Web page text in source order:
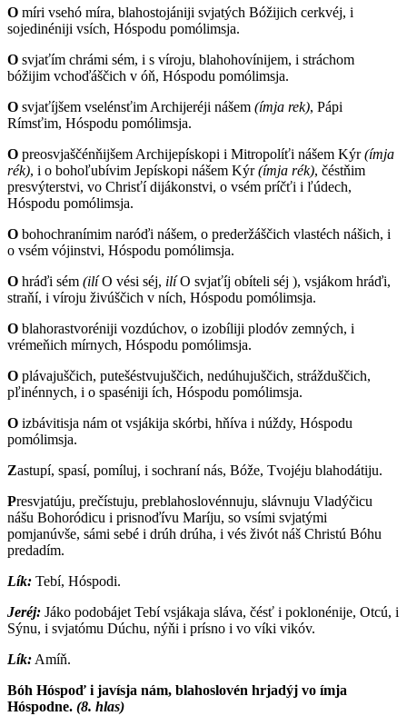
O míri vsehó míra, blahostojániji svjatých Bóžijich cerkvéj, i
sojedinéniji vsích, Hóspodu pomólimsja.
O svjaťím chrámi sém, i s víroju, blahohovínijem, i stráchom
bóžijim vchoďáščich v óň, Hóspodu pomólimsja.
O svjaťíjšem vselénsťim Archijeréji nášem (ímja rek), Pápi
Rímsťim, Hóspodu pomólimsja.
O preosvjaščénňijšem Archijepískopi i Mitropolíťi nášem Kýr(ímja
rék), i o bohoľubívim Jepískopi nášem Kýr(ímja rék), čéstňim
presvýterstvi, vo Chrisťí dijákonstvi, o vsém príčťi i ľúdech,
Hóspodu pomólimsja.
O bohochranímim naróďi nášem, o prederžáščich vlastéch nášich, i
o vsém vójinstvi, Hóspodu pomólimsja.
O hráďi sém (ilíO vési séj, ilíO svjaťíj obíteli séj ), vsjákom hráďi,
straňí, i víroju živúščich v ních, Hóspodu pomólimsja.
O blahorastvoréniji vozdúchov, o izobíliji plodóv zemných, i
vrémeňich mírnych, Hóspodu pomólimsja.
O plávajuščich, putešéstvujuščich, nedúhujuščich, strážduščich,
pľinénnych, i o spaséniji ích, Hóspodu pomólimsja.
O izbávitisja nám ot vsjákija skórbi, hňíva i núždy, Hóspodu
pomólimsja.
Zastupí, spasí, pomíluj, i sochraní nás, Bóže, Tvojéju blahodátiju.
Presvjatúju, prečístuju, preblahoslovénnuju, slávnuju Vladýčicu
nášu Bohoródicu i prisnoďívu Maríju, so vsími svjatými
pomjanúvše, sámi sebé i drúh drúha, i vés živót náš Christú Bóhu
predadím.
Lík: Tebí, Hóspodi.
Jeréj: Jáko podobájet Tebí vsjákaja sláva, čésť i poklonénije, Otcú, i
Sýnu, i svjatómu Dúchu, nýňi i prísno i vo víki vikóv.
Lík: Amíň.
Bóh Hóspoď i javísja nám, blahoslovén hrjadýj vo ímja
Hóspodne. (8. hlas)